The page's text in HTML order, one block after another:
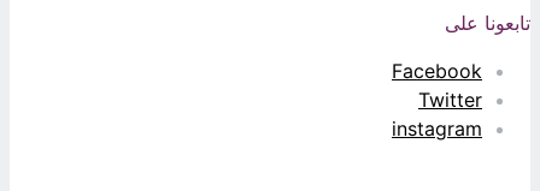
تابعونا على
Facebook
Twitter
instagram